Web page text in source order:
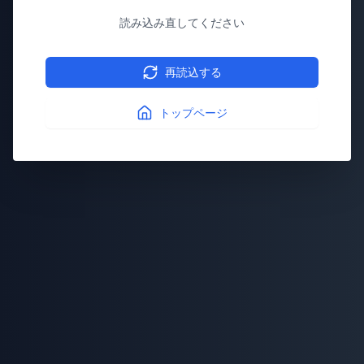
読み込み直してください
再読込する
トップページ